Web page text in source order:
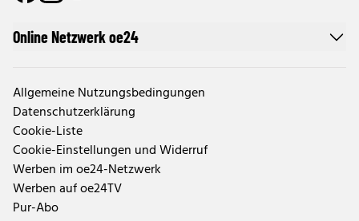
Online Netzwerk oe24
Allgemeine Nutzungsbedingungen
Datenschutzerklärung
Cookie-Liste
Cookie-Einstellungen und Widerruf
Werben im oe24-Netzwerk
Werben auf oe24TV
Pur-Abo